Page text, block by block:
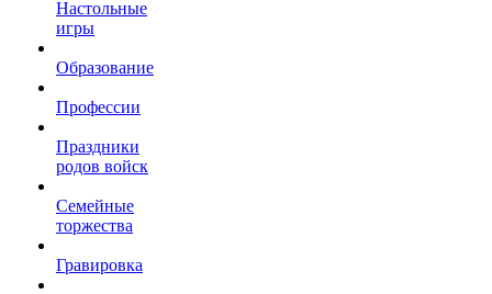
Настольные
игры
Образование
Профессии
Праздники
родов войск
Семейные
торжества
Гравировка